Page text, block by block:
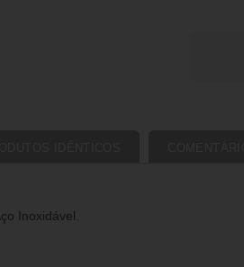
Inoxidável.